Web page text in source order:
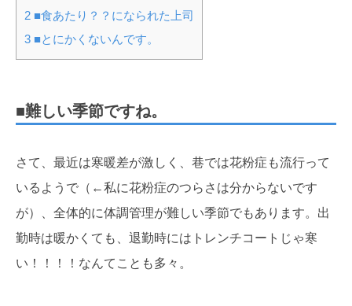
2 ■食あたり？？になられた上司
3 ■とにかくないんです。
■難しい季節ですね。
さて、最近は寒暖差が激しく、巷では花粉症も流行って
いるようで（←私に花粉症のつらさは分からないです
が）、全体的に体調管理が難しい季節でもあります。出
勤時は暖かくても、退勤時にはトレンチコートじゃ寒
い！！！！なんてことも多々。